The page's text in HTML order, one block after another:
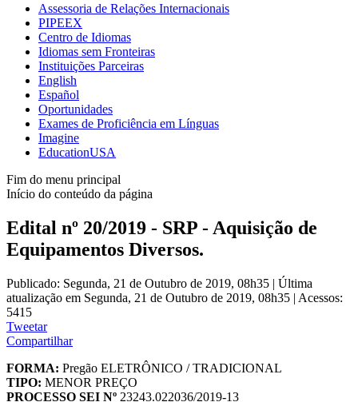
Assessoria de Relações Internacionais
PIPEEX
Centro de Idiomas
Idiomas sem Fronteiras
Instituições Parceiras
English
Español
Oportunidades
Exames de Proficiência em Línguas
Imagine
EducationUSA
Fim do menu principal
Início do conteúdo da página
Edital nº 20/2019 - SRP - Aquisição de
Equipamentos Diversos.
Publicado: Segunda, 21 de Outubro de 2019, 08h35 | Última
atualização em Segunda, 21 de Outubro de 2019, 08h35 | Acessos:
5415
Tweetar
Compartilhar
FORMA: Pregão ELETRÔNICO / TRADICIONAL
TIPO: MENOR PREÇO
PROCESSO SEI Nº 23243.022036/2019-13